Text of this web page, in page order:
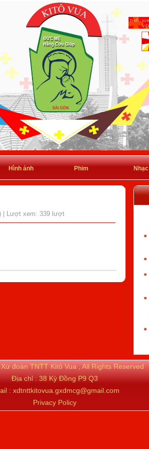
Hình ảnh Phim Nhạc
| Lượt xem: 339 lượt
đoàn TNTT Kitô Vua , All Rights Reserved
Địa chỉ : 38 Kỳ Đồng P9 Q3
: xdtnttkitovua.gxdmcg@gmail.com
Privacy Policy